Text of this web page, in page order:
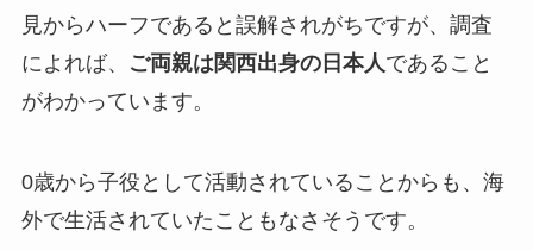
見からハーフであると誤解されがちですが、 調査
によれば、
ご両親は関西出身の日本人 であること
がわかっています。
0歳から子役として活動されていることからも、海
外で生活されていたこともなさそうです。